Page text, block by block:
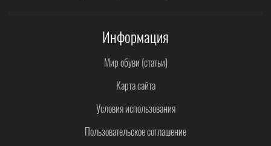
Информация
Мир обуви (статьи)
Карта сайта
Условия использования
Пользовательское соглашение